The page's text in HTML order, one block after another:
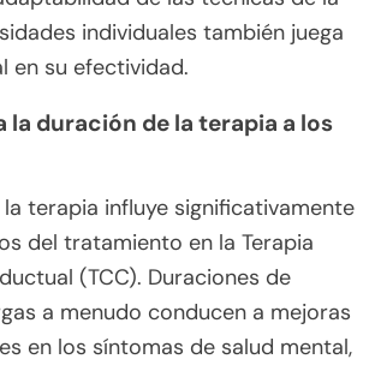
individuales también juega
en su efectividad.
la duración de la terapia a los
terapia influye significativamente
del tratamiento en la Terapia
(TCC). Duraciones de
a menudo conducen a mejoras
en los síntomas de salud mental,